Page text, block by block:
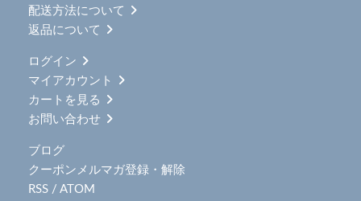
配送方法について
返品について
ログイン
マイアカウント
カートを見る
お問い合わせ
ブログ
クーポンメルマガ登録・解除
RSS / ATOM